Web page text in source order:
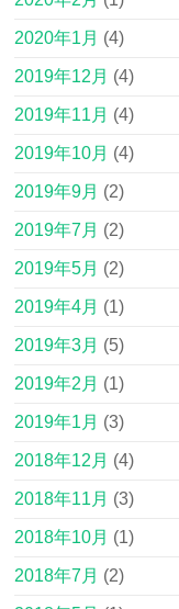
2020年1月 (4)
2019年12月 (4)
2019年11月 (4)
2019年10月 (4)
2019年9月 (2)
2019年7月 (2)
2019年5月 (2)
2019年4月 (1)
2019年3月 (5)
2019年2月 (1)
2019年1月 (3)
2018年12月 (4)
2018年11月 (3)
2018年10月 (1)
2018年7月 (2)